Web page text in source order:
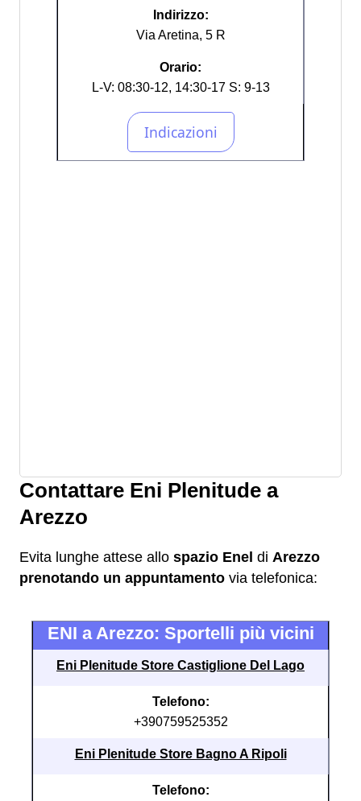
Indirizzo:
Via Aretina, 5 R
Orario:
L-V: 08:30-12, 14:30-17 S: 9-13
Contattare Eni Plenitude a
Arezzo
Evita lunghe attese allo spazio Enel di Arezzo
prenotando un appuntamento via telefonica:
ENI a Arezzo: Sportelli più vicini
Eni Plenitude Store Castiglione Del Lago
Telefono:
+390759525352
Eni Plenitude Store Bagno A Ripoli
Telefono: